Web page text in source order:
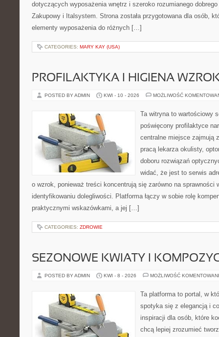
dotyczących wyposażenia wnętrz i szeroko rozumianego
Zakupowy i Italsystem. Strona została przygotowana dla osób,
elementy wyposażenia do różnych […]
CATEGORIES: MARY KAY (USA)
PROFILAKTYKA I HIGIENA
POSTED BY ADMIN KWI - 10 - 2026 MOŻLIWOŚĆ
Ta witryna to wartościowy
poświęcony profilaktyce
centralne miejsce zajmują
pracą lekarza okulisty,
doboru rozwiązań
widać, że jest to serwis
o wzrok, ponieważ treści koncentrują się zarówno na sprawności
identyfikowaniu dolegliwości. Platforma łączy w sobie rolę
praktycznymi wskazówkami, a jej […]
CATEGORIES: ZDROWIE
SEZONOWE KWIATY I
POSTED BY ADMIN KWI - 8 - 2026 MOŻLIWOŚĆ
Ta platforma to portal, w
spotyka się z elegancją i
inspiracji dla osób, które
chcą lepiej zrozumieć